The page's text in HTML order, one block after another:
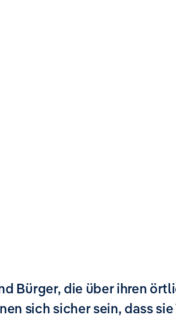
Bürger, die über ihren
sich sicher sein, dass sie